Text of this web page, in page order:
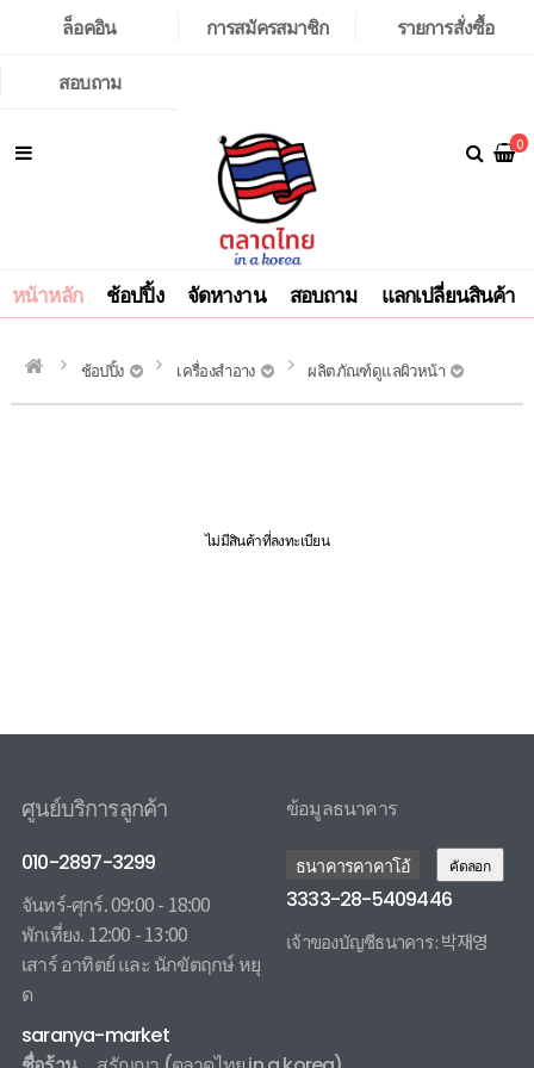
ล็อคอิน การสมัครสมาชิก
รายการสั่งซื้อ
สอบถาม
0
หน้าหลัก ช้อปปิ้ง จัดหางาน สอบถาม แลกเปลี่ยนสินค้า
ช้อปปิ้ง เครื่องสำอาง ผลิตภัณฑ์ดูแลผิวหน้า
ไม่มีสินค้าที่ลงทะเบียน
ศูนย์บริการลูกค้า
010-2897-3299
จันทร์-ศุกร์. 09:00 - 18:00
พักเที่ยง. 12:00 - 13:00
เสาร์ อาทิตย์ และ นักขัตฤกษ์ หยุ
ด
ข้อมูลธนาคาร
ธนาคารคาคาโอ้ คัดลอก
3333-28-5409446
เจ้าของบัญชีธนาคาร : 박재영
saranya-market